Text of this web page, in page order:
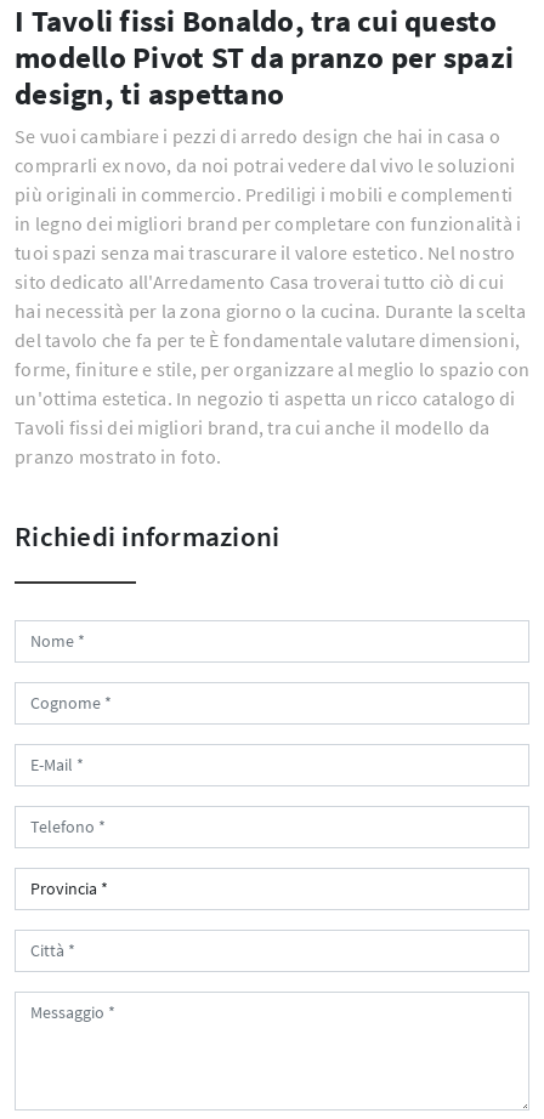
I Tavoli fissi Bonaldo, tra cui questo
modello Pivot ST da pranzo per spazi
design, ti aspettano
Se vuoi cambiare i pezzi di arredo design che hai in casa o
comprarli ex novo, da noi potrai vedere dal vivo le soluzioni
più originali in commercio. Prediligi i mobili e complementi
in legno dei migliori brand per completare con funzionalità i
tuoi spazi senza mai trascurare il valore estetico. Nel nostro
sito dedicato all'Arredamento Casa troverai tutto ciò di cui
hai necessità per la zona giorno o la cucina. Durante la scelta
del tavolo che fa per te È fondamentale valutare dimensioni,
forme, finiture e stile, per organizzare al meglio lo spazio con
un'ottima estetica. In negozio ti aspetta un ricco catalogo di
Tavoli fissi dei migliori brand, tra cui anche il modello da
pranzo mostrato in foto.
Richiedi informazioni